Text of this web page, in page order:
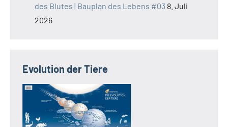
des Blutes | Bauplan des Lebens #03 8. Juli
2026
Evolution der Tiere